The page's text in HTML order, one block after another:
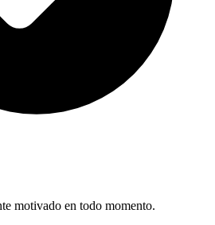
motivado en todo momento.